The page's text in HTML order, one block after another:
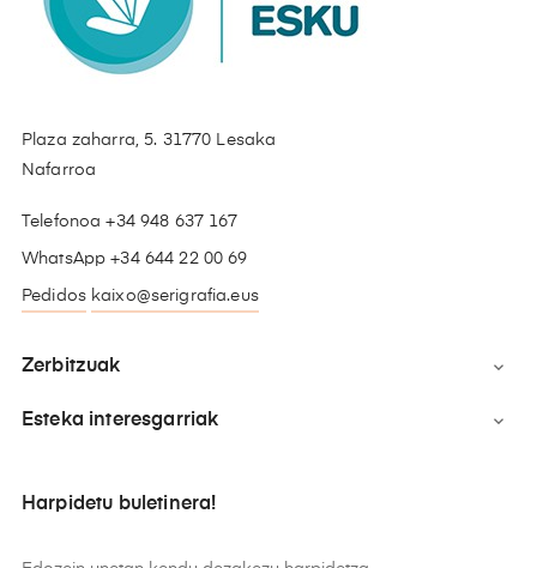
Plaza zaharra, 5. 31770 Lesaka
Nafarroa
Telefonoa +34 948 637 167
WhatsApp +34 644 22 00 69
Pedidos kaixo@serigrafia.eus
Zerbitzuak 
Esteka interesgarriak 
Harpidetu buletinera!